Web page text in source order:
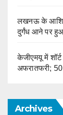
लखनऊ के
दुर्गंध आने पर
केजीएमयू में
अफरातफरी; 50
Archives